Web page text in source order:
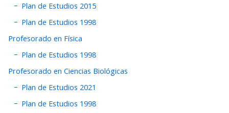
Plan de Estudios 2015
Plan de Estudios 1998
Profesorado en Física
Plan de Estudios 1998
Profesorado en Ciencias Biológicas
Plan de Estudios 2021
Plan de Estudios 1998